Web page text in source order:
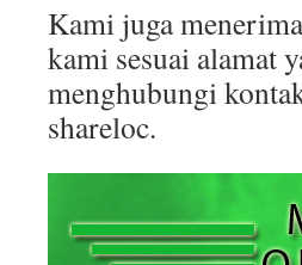
Kami juga
kami sesuai alamat
menghubungi
shareloc.